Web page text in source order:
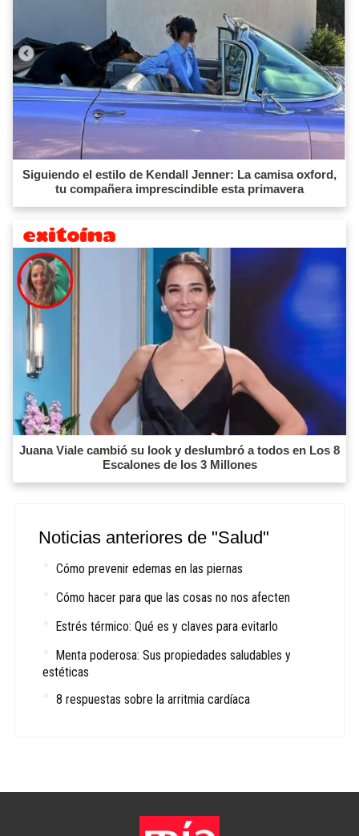
Siguiendo el estilo de Kendall Jenner: La camisa oxford,
tu compañera imprescindible esta primavera
Juana Viale cambió su look y deslumbró a todos en Los 8
Escalones de los 3 Millones
Noticias anteriores de "Salud"
Cómo prevenir edemas en las piernas
Cómo hacer para que las cosas no nos afecten
Estrés térmico: Qué es y claves para evitarlo
Menta poderosa: Sus propiedades saludables y
estéticas
8 respuestas sobre la arritmia cardíaca